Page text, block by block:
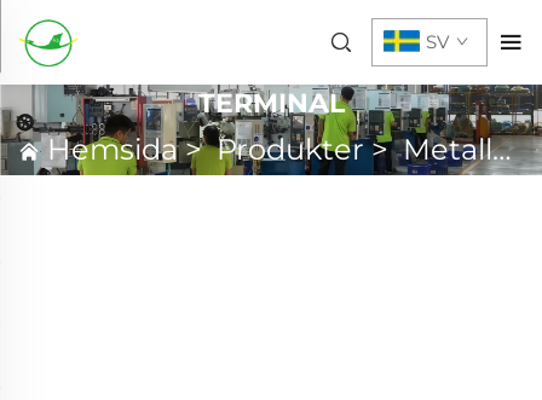
SV
TERMINAL
Hemsida>Produkter>Metallpressning